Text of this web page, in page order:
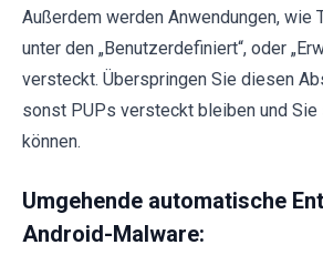
Außerdem werden Anwendungen, wie
unter den „Benutzerdefiniert“, oder
versteckt. Überspringen Sie diesen
sonst PUPs versteckt bleiben und Sie
können.
Umgehende automatische
Android-Malware: